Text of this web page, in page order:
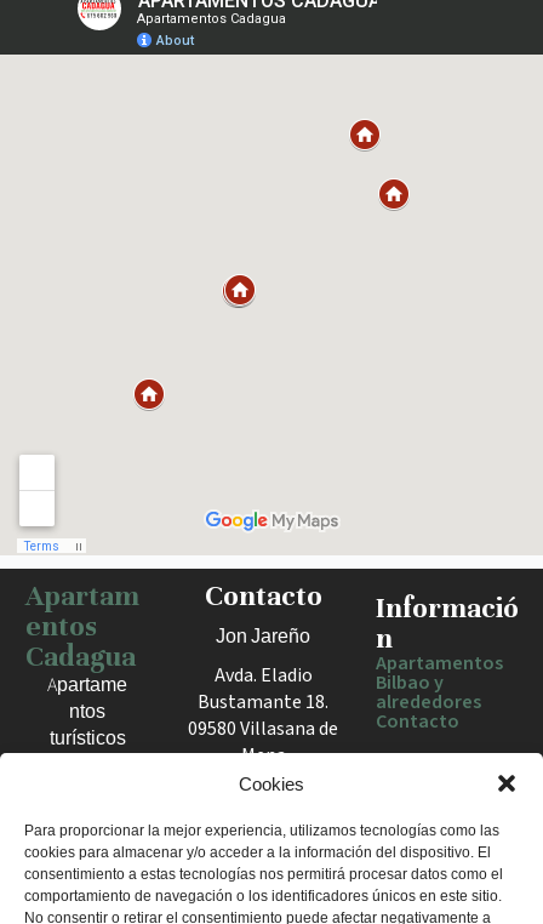
Cookies
Para proporcionar la mejor experiencia, utilizamos tecnologías como las
cookies para almacenar y/o acceder a la información del dispositivo. El
consentimiento a estas tecnologías nos permitirá procesar datos como el
comportamiento de navegación o los identificadores únicos en este sitio.
No consentir o retirar el consentimiento puede afectar negativamente a
Haz clic para activar el mapa
Apartam
entos
Cadagua
Apartame
ntos
turísticos
el Valle
de Mena.
Estancias
cómodas
Contacto
Jon Jareño
Avda. Eladio
Bustamante 18.
09580 Villasana de
Mena
España
+34 675 602
960
apartamentosc
Informació
n
Apartamentos
Bilbao y
alrededores
Contacto